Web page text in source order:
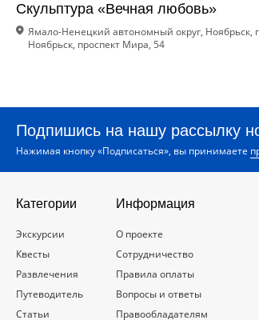
Скульптура «Вечная любовь»
Ямало-Ненецкий автономный округ, Ноябрьск,
Ноябрьск, проспект Мира, 54
Подпишись на нашу рассылку
Нажимая кнопку «Подписаться», вы принимаете
Категории
Экскурсии
Квесты
Развлечения
Путеводитель
Статьи
Информация
О проекте
Сотрудничество
Правила оплаты
Вопросы и ответы
Правообладателям